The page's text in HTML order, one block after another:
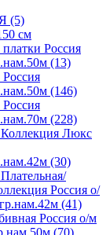
(5)
см
Россия
(13)
(146)
(228)
Коллекция Люкс
(30)
Россия о/
(41)
Россия о/м
(70)